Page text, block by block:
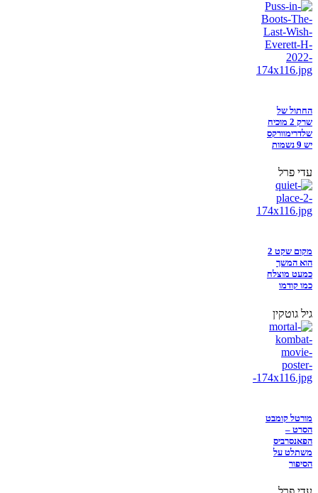
החתול של
שרק 2 מוכיח
שלדרימוורקס
יש 9 נשמות
עדי פרל
מקום שקט 2
הוא המשך
כמעט מוצלח
כמו קודמו
גיל גוטקין
מורטל קומבט
הסרט –
הפאנסרביס
משתלט על
הסיפור